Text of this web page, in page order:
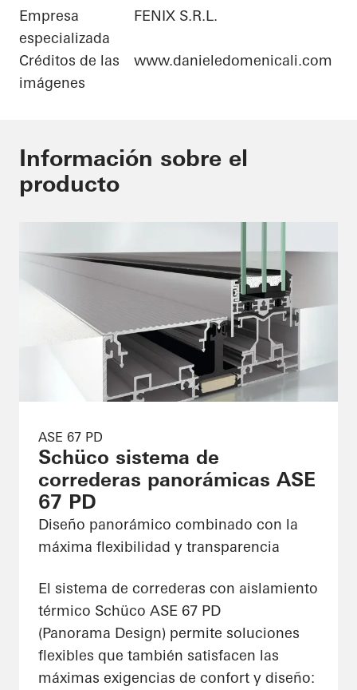
Empresa
especializada
FENIX S.R.L.
Créditos de las
imágenes
www.danieledomenicali.com
Información sobre el
producto
ASE 67 PD
Schüco sistema de
correderas panorámicas ASE
67 PD
Diseño panorámico combinado con la
máxima flexibilidad y transparencia
El sistema de correderas con aislamiento
térmico Schüco ASE 67 PD
(Panorama Design) permite soluciones
flexibles que también satisfacen las
máximas exigencias de confort y diseño: